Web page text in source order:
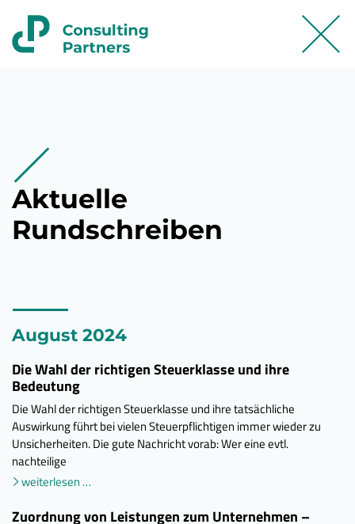
Aktuelle
Rundschreiben
August 2024
Die Wahl der richtigen Steuerklasse und ihre
Bedeutung
Die Wahl der richtigen Steuerklasse und ihre tatsächliche
Auswirkung führt bei vielen Steuerpflichtigen immer wieder zu
Unsicherheiten. Die gute Nachricht vorab: Wer eine evtl.
nachteilige
weiterlesen …
Zuordnung von Leistungen zum Unternehmen –